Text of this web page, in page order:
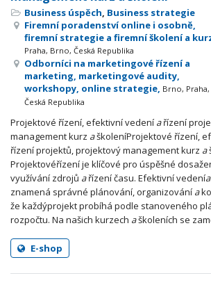
Business úspěch, Business strategie
Firemní poradenství online i osobně,
firemní strategie a firemní školení a
Praha, Brno, Česká Republika
Odborníci na marketingové řízení a
marketing, marketingové audity,
workshopy, online strategie, Brno, Praha,
Česká Republika
Projektové řízení, efektivní vedení ařízení
management kurz aškoleníProjektové řízení,
řízení projektů, projektový management kurz a
Projektovéřízení je klíčové pro úspěšné
využívání zdrojů ařízení času. Efektivní vedenía
znamená správné plánování, organizování a
že každýprojekt probíhá podle stanoveného
rozpočtu. Na našich kurzech aškoleních se
E-shop